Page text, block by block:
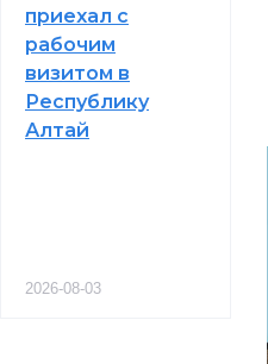
приехал с
рабочим
визитом в
Республику
Алтай
2026-08-03